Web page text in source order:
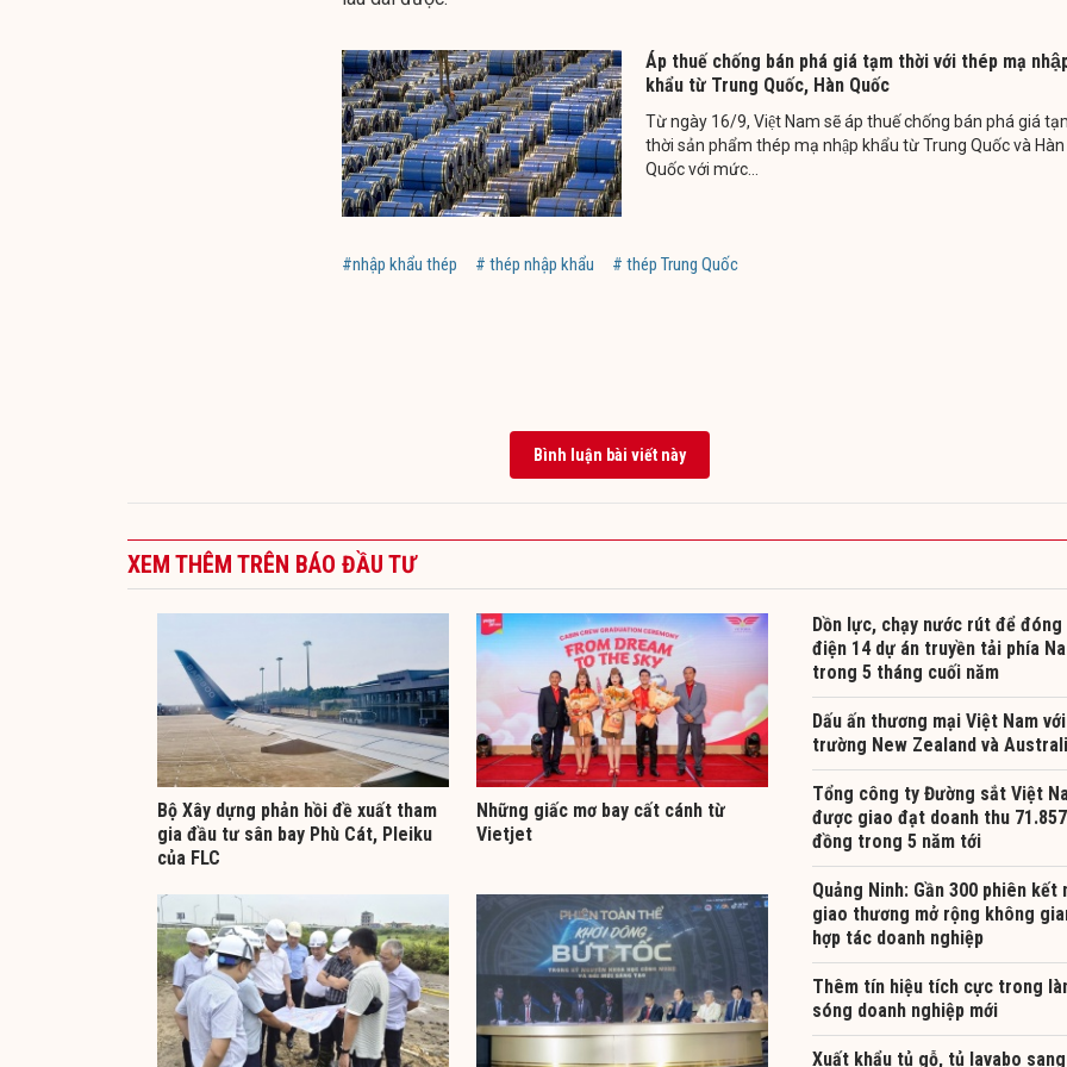
Áp thuế chống bán phá giá tạm thời với thép mạ
khẩu từ Trung Quốc, Hàn Quốc
Từ ngày 16/9, Việt Nam sẽ áp thuế chống bán phá giá
thời sản phẩm thép mạ nhập khẩu từ Trung Quốc và Hàn
Quốc với mức...
#nhập khẩu thép # thép nhập khẩu # thép Trung Quốc
Bình luận bài viết này
XEM THÊM TRÊN BÁO ĐẦU TƯ
Bộ Xây dựng phản hồi đề xuất tham
gia đầu tư sân bay Phù Cát, Pleiku
của FLC
Những giấc mơ bay cất cánh từ
Vietjet
Dồn lực, chạy nước rút để đóng
điện 14 dự án truyền tải phía
trong 5 tháng cuối năm
Dấu ấn thương mại Việt Nam
trường New Zealand và
Tổng công ty Đường sắt Việt
được giao đạt doanh thu
đồng trong 5 năm tới
Quảng Ninh: Gần 300 phiên kết
giao thương mở rộng không
hợp tác doanh nghiệp
Thêm tín hiệu tích cực trong
sóng doanh nghiệp mới
Xuất khẩu tủ gỗ, tủ lavabo sang